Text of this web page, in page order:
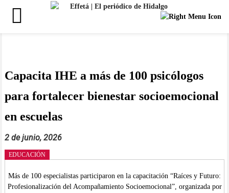
Capacita IHE a más de 100 psicólogos
para fortalecer bienestar socioemocional
en escuelas
2 de junio, 2026
Más de 100 especialistas participaron en la capacitación “Raíces y Futuro:
Profesionalización del Acompañamiento Socioemocional”, organizada por
EDUCACIÓN